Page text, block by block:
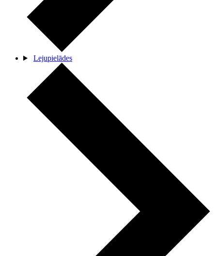
Lejupielādes